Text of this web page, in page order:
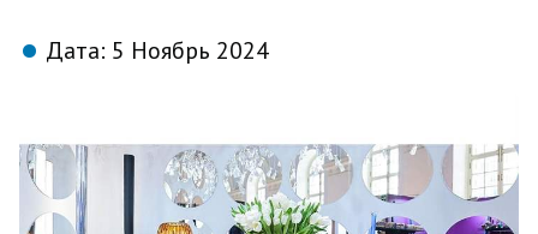
Дата: 5 Ноябрь 2024